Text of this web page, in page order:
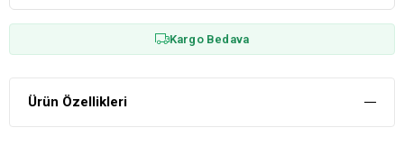
Kargo Bedava
Ürün Özellikleri